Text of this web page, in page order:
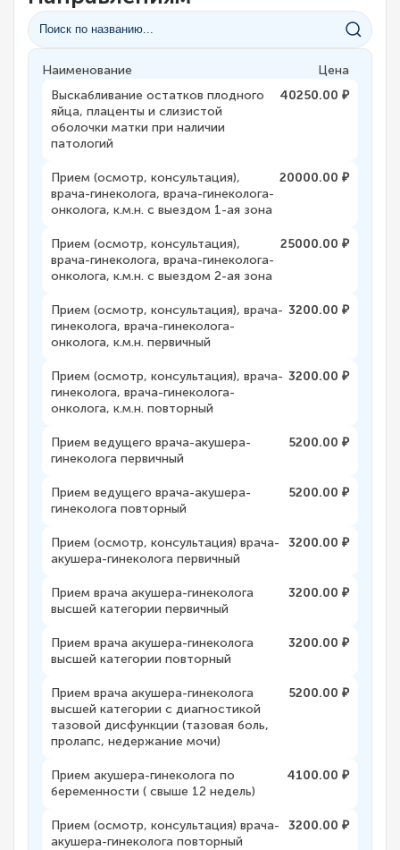
Наименование
Цена
Выскабливание остатков плодного
яйца, плаценты и слизистой
оболочки матки при наличии
патологий
40250.00 ₽
Прием (осмотр, консультация),
врача-гинеколога, врача-гинеколога-
онколога, к.м.н. с выездом 1-ая зона
20000.00 ₽
Прием (осмотр, консультация),
врача-гинеколога, врача-гинеколога-
онколога, к.м.н. с выездом 2-ая зона
25000.00 ₽
Прием (осмотр, консультация), врача-
гинеколога, врача-гинеколога-
онколога, к.м.н. первичный
3200.00 ₽
Прием (осмотр, консультация), врача-
гинеколога, врача-гинеколога-
онколога, к.м.н. повторный
3200.00 ₽
Прием ведущего врача-акушера-
гинеколога первичный
5200.00 ₽
Прием ведущего врача-акушера-
гинеколога повторный
5200.00 ₽
Прием (осмотр, консультация) врача-
акушера-гинеколога первичный
3200.00 ₽
Прием врача акушера-гинеколога
высшей категории первичный
3200.00 ₽
Прием врача акушера-гинеколога
высшей категории повторный
3200.00 ₽
Прием врача акушера-гинеколога
высшей категории с диагностикой
тазовой дисфункции (тазовая боль,
пролапс, недержание мочи)
5200.00 ₽
Прием акушера-гинеколога по
беременности ( свыше 12 недель)
4100.00 ₽
Прием (осмотр, консультация) врача-
акушера-гинеколога повторный
3200.00 ₽